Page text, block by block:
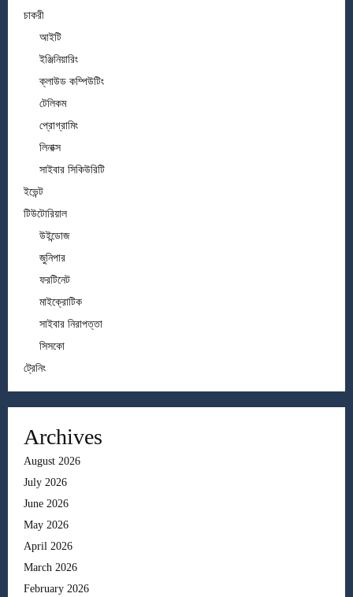
চাকরী
আইটি
ইঞ্জিনিয়ারিং
ক্লাউড কম্পিউটিং
টেলিকম
প্রোগ্রামিং
লিনাক্স
সাইবার সিকিউরিটি
ইভেন্ট
টিউটোরিয়াল
উইন্ডোজ
জুনিপার
ফরটিনেট
মাইক্রোটিক
সাইবার নিরাপত্তা
সিসকো
ট্রেনিং
Archives
August 2026
July 2026
June 2026
May 2026
April 2026
March 2026
February 2026